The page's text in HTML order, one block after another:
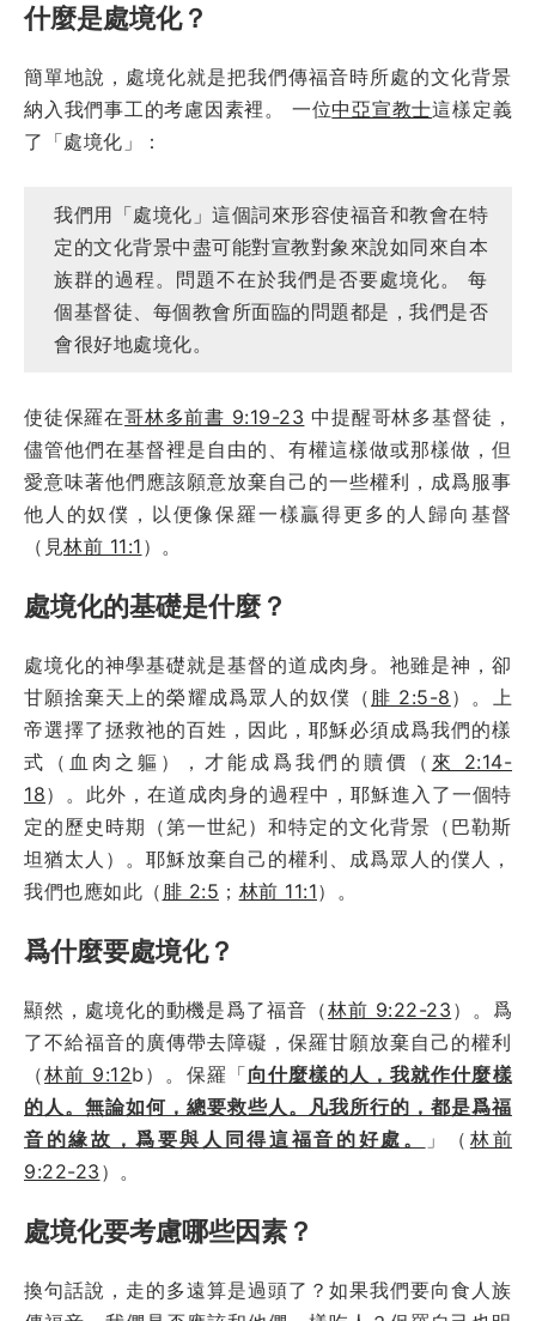
什麼是處境化？
簡單地說，處境化就是把我們傳福音時所處的文化背景
納入我們事工的考慮因素裡。 一位中亞宣教士這樣定義
了「處境化」：
我們用「處境化」這個詞來形容使福音和教會在特
定的文化背景中盡可能對宣教對象來說如同來自本
族群的過程。問題不在於我們是否要處境化。 每
個基督徒、每個教會所面臨的問題都是，我們是否
會很好地處境化。
使徒保羅在哥林多前書 9:19-23 中提醒哥林多基督徒，
儘管他們在基督裡是自由的、有權這樣做或那樣做，但
愛意味著他們應該願意放棄自己的一些權利，成爲服事
他人的奴僕，以便像保羅一樣贏得更多的人歸向基督
（見林前 11:1 ）。
處境化的基礎是什麼？
處境化的神學基礎就是基督的道成肉身。祂雖是神，卻
甘願捨棄天上的榮耀成爲眾人的奴僕（ 腓 2:5-8 ）。上
帝選擇了拯救祂的百姓，因此，耶穌必須成爲我們的樣
式（血肉之軀），才能成爲我們的贖價（ 來 2:14-
18）。此外，在道成肉身的過程中，耶穌進入了一個特
定的歷史時期（第一世紀）和特定的文化背景（巴勒斯
坦猶太人）。耶穌放棄自己的權利、成爲眾人的僕人，
我們也應如此（ 腓 2:5 ； 林前 11:1）。
爲什麼要處境化？
顯然，處境化的動機是爲了福音（林前 9:22-23 ）。爲
了不給福音的廣傳帶去障礙，保羅甘願放棄自己的權利
（林前 9:12b）。保羅「向什麼樣的人，我就作什麼樣
的人。無論如何，總要救些人。凡我所行的，都是爲福
音的緣故，爲要與人同得這福音的好處。
」（ 林前
9:22-23 ）。
處境化要考慮哪些因素？
換句話說，走的多遠算是過頭了？如果我們要向食人族